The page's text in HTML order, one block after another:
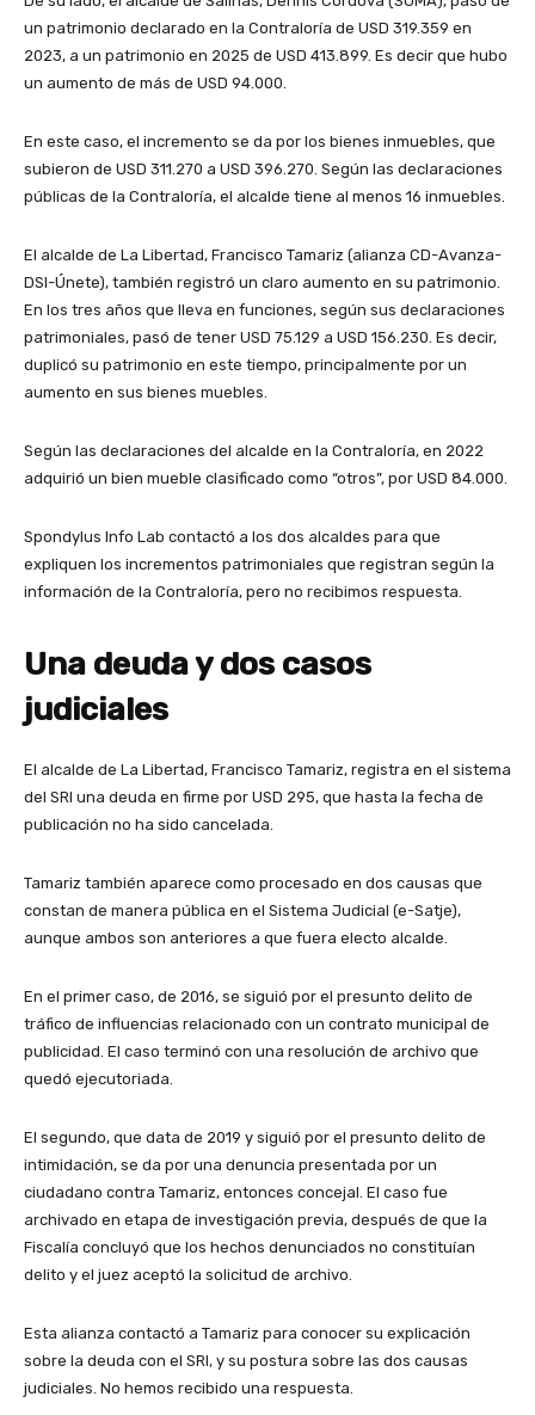
un patrimonio declarado en la Contraloría de USD 319.359 en
2023, a un patrimonio en 2025 de USD 413.899. Es decir que hubo
un aumento de más de USD 94.000.
En este caso, el incremento se da por los bienes inmuebles, que
subieron de USD 311.270 a USD 396.270. Según las declaraciones
públicas de la Contraloría, el alcalde tiene al menos 16 inmuebles.
El alcalde de La Libertad, Francisco Tamariz (alianza CD-Avanza-
DSI-Únete), también registró un claro aumento en su patrimonio.
En los tres años que lleva en funciones, según sus declaraciones
patrimoniales, pasó de tener USD 75.129 a USD 156.230. Es decir,
duplicó su patrimonio en este tiempo, principalmente por un
aumento en sus bienes muebles.
Según las declaraciones del alcalde en la Contraloría, en 2022
adquirió un bien mueble clasificado como “otros”, por USD 84.000.
Spondylus Info Lab contactó a los dos alcaldes para que
expliquen los incrementos patrimoniales que registran según la
información de la Contraloría, pero no recibimos respuesta.
Una deuda y dos casos
judiciales
El alcalde de La Libertad, Francisco Tamariz, registra en el sistema
del SRI una deuda en firme por USD 295, que hasta la fecha de
publicación no ha sido cancelada.
Tamariz también aparece como procesado en dos causas que
constan de manera pública en el Sistema Judicial (e-Satje),
aunque ambos son anteriores a que fuera electo alcalde.
En el primer caso, de 2016, se siguió por el presunto delito de
tráfico de influencias relacionado con un contrato municipal de
publicidad. El caso terminó con una resolución de archivo que
quedó ejecutoriada.
El segundo, que data de 2019 y siguió por el presunto delito de
intimidación, se da por una denuncia presentada por un
ciudadano contra Tamariz, entonces concejal. El caso fue
archivado en etapa de investigación previa, después de que la
Fiscalía concluyó que los hechos denunciados no constituían
delito y el juez aceptó la solicitud de archivo.
Esta alianza contactó a Tamariz para conocer su explicación
sobre la deuda con el SRI, y su postura sobre las dos causas
judiciales. No hemos recibido una respuesta.